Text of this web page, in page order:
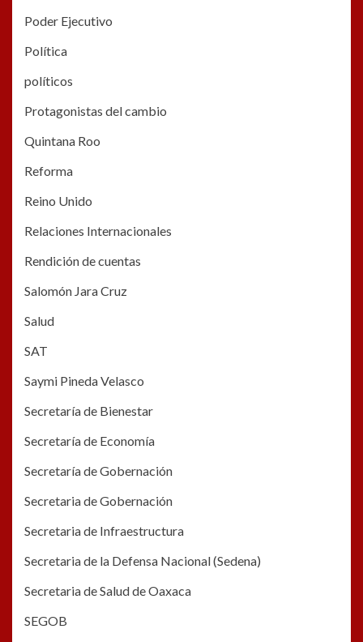
Poder Ejecutivo
Política
políticos
Protagonistas del cambio
Quintana Roo
Reforma
Reino Unido
Relaciones Internacionales
Rendición de cuentas
Salomón Jara Cruz
Salud
SAT
Saymi Pineda Velasco
Secretaría de Bienestar
Secretaría de Economía
Secretaría de Gobernación
Secretaria de Gobernación
Secretaria de Infraestructura
Secretaria de la Defensa Nacional (Sedena)
Secretaria de Salud de Oaxaca
SEGOB